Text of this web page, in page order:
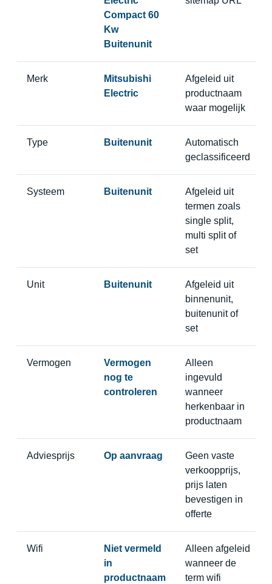
Compact 60
Kw
Buitenunit
Merk
Mitsubishi
Electric
Afgeleid uit
productnaam
waar mogelijk
Type Buitenunit
Automatisch
geclassificeerd
Systeem Buitenunit
Afgeleid uit
termen zoals
single split,
multi split of
set
Unit Buitenunit
Afgeleid uit
binnenunit,
buitenunit of
set
Vermogen
Vermogen
nog te
controleren
Alleen
ingevuld
wanneer
herkenbaar in
productnaam
Adviesprijs Op aanvraag
Geen vaste
verkoopprijs,
prijs laten
bevestigen in
offerte
Wifi
Niet vermeld
in
productnaam
Alleen afgeleid
wanneer de
term wifi